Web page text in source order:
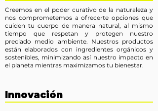
Creemos en el poder curativo de la naturaleza y
nos comprometemos a ofrecerte opciones que
cuiden tu cuerpo de manera natural, al mismo
tiempo que respetan y protegen nuestro
preciado medio ambiente. Nuestros productos
están elaborados con ingredientes orgánicos y
sostenibles, minimizando así nuestro impacto en
el planeta mientras maximizamos tu bienestar.
Innovación